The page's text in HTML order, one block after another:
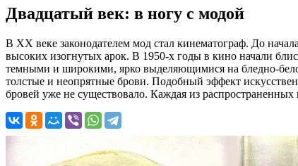
Двадцатый век: в ногу с модой
В XX веке законодателем мод стал кинематограф. До
высоких изогнутых арок. В 1950-х годы в кино начали
темными и широкими, ярко выделяющимися на бледно-
толстые и неопрятные брови. Подобный эффект
бровей уже не существовало. Каждая из